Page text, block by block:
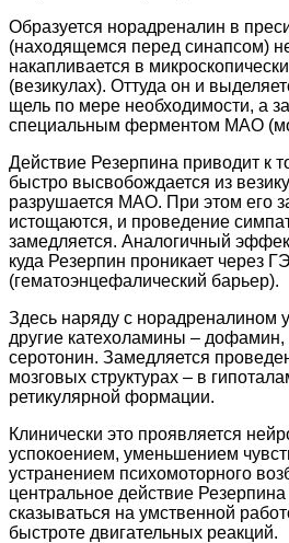
Образуется норадреналин в
(находящемся перед синапсом)
накапливается в
(везикулах). Оттуда он и
щель по мере необходимости, а
специальным ферментом МАО
Действие Резерпина приводит к
быстро высвобождается из
разрушается МАО. При этом его
истощаются, и проведение
замедляется. Аналогичный
куда Резерпин проникает через
(гематоэнцефалический барьер).
Здесь наряду с норадреналином
другие катехоламины –
серотонин. Замедляется
мозговых структурах – в
ретикулярной формации.
Клинически это проявляется
успокоением, уменьшением
устранением психомоторного
центральное действие
сказываться на умственной
быстроте двигательных реакций.